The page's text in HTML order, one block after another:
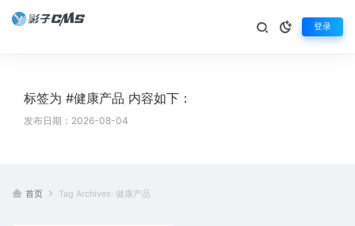
登录
标签为 #健康产品 内容如下：
发布日期：2026-08-04
首页 Tag Archives: 健康产品